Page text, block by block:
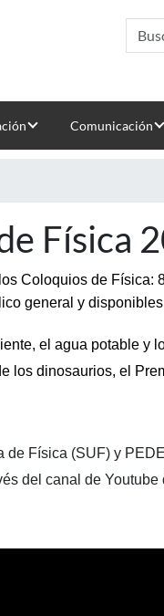
Comunicación
Física
Coloquios de Física:
general y
el agua potable y
los dinosaurios, el
de Física (SUF) y
del canal de Youtube